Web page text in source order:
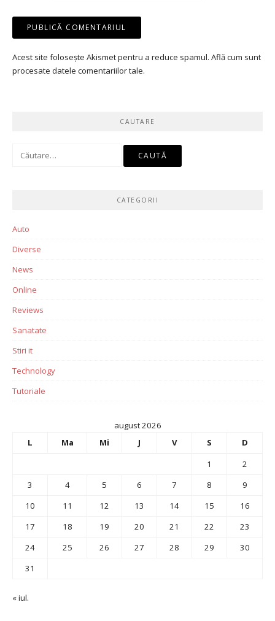
Acest site folosește Akismet pentru a reduce spamul. Află cum sunt
procesate datele comentariilor tale.
CAUTARE
Caută
CATEGORII
Auto
Diverse
News
Online
Reviews
Sanatate
Stiri it
Technology
Tutoriale
august 2026
L
Ma Mi J V S
D
1
2
3
4 5 6 7 8
9
10
11 12 13 14 15
16
17
18 19 20 21 22
23
24
25 26 27 28 29
30
31
« iul.